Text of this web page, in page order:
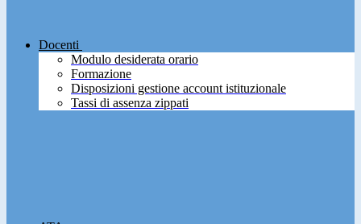
Docenti
Modulo desiderata orario
Formazione
Disposizioni gestione account istituzionale
Tassi di assenza zippati